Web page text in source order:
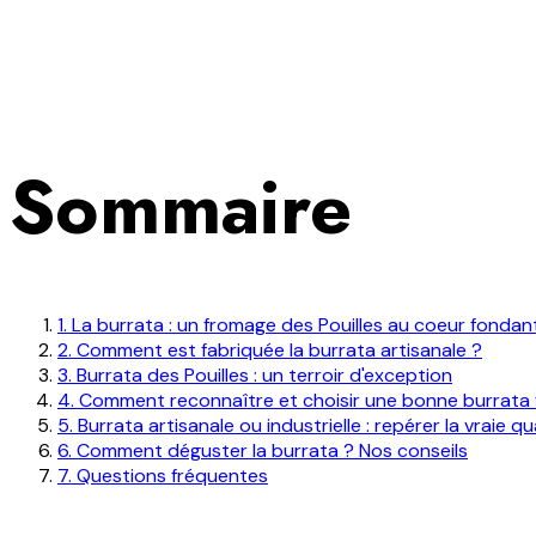
Sommaire
1. La burrata : un fromage des Pouilles au coeur
2. Comment est fabriquée la burrata artisanale ?
3. Burrata des Pouilles : un terroir d'exception
4. Comment reconnaître et choisir une bonne burrata
5. Burrata artisanale ou industrielle : repérer la vraie
6. Comment déguster la burrata ? Nos conseils
7. Questions fréquentes